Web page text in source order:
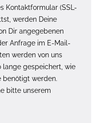
Kontaktformular (SSL-
werden Deine
Dir angegebenen
Anfrage im E-Mail-
werden von uns
lange gespeichert, wie
benötigt werden.
bitte unserem